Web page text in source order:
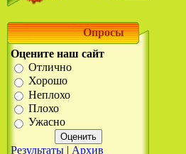
Опросы
Оцените наш сайт
Отлично
Хорошо
Неплохо
Плохо
Ужасно
Результаты | Архив